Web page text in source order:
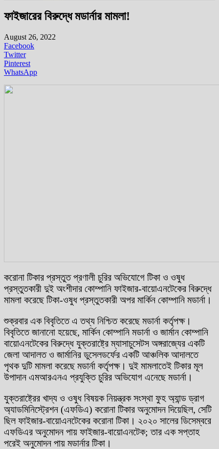
ফাইজারের বিরুদ্ধে মডার্নার মামলা!
August 26, 2022
Facebook
Twitter
Pinterest
WhatsApp
করোনা টিকার প্রস্তুত প্রণালী চুরির অভিযোগে টিকা ও ওষুধ
প্রস্তুতকারী দুই অংশীদার কোম্পানি ফাইজার-বায়োএনটেকের বিরুদ্ধে
মামলা করেছে টিকা-ওষুধ প্রস্তুতকারী অপর মার্কিন কোম্পানি মডার্না।
শুক্রবার এক বিবৃতিতে এ তথ্য নিশ্চিত করেছে মডার্না কর্তৃপক্ষ।
বিবৃতিতে জানানো হয়েছে, মার্কিন কোম্পানি মডার্না ও জার্মান কোম্পানি
বায়োএনটেকের বিরুদ্ধে যুক্তরাষ্ট্রে ম্যাসাচুসেটস অঙ্গরাজ্যের একটি
জেলা আদালত ও জার্মানির ডুসেলডর্ফের একটি আঞ্চলিক আদালতে
পৃথক দুটি মামলা করেছে মডার্না কর্তৃপক্ষ। দুই মামলাতেই টিকার মূল
উপাদান এমআরএনএ প্রযুক্তি চুরির অভিযোগ এনেছে মডার্না।
যুক্তরাষ্ট্রের খাদ্য ও ওষুধ বিষয়ক নিয়ন্ত্রক সংস্থা ফুহ অ্যান্ড ড্রাগ
অ্যাডমিনিস্ট্রেশন (এফডিএ) করোনা টিকার অনুমোদন দিয়েছিল, সেটি
ছিল ফাইজার-বায়োএনটেকের করোনা টিকা। ২০২০ সালের ডিসেম্বরে
এফডিএর অনুমোদন পায় ফাইজার-বায়োএনটেক; তার এক সপ্তাহ
পরেই অনুমোদন পায় মডার্নার টিকা।